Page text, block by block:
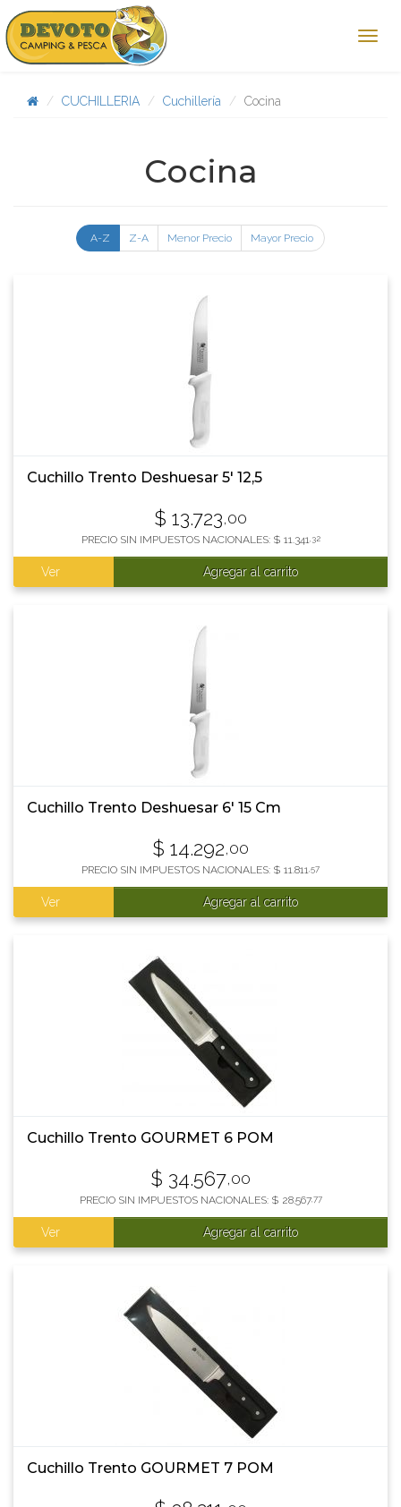
CUCHILLERIA Cuchillería Cocina
Cocina
A-Z Z-A Menor Precio Mayor Precio
Cuchillo Trento Deshuesar 5' 12,5
$ 13.723,00
PRECIO SIN IMPUESTOS NACIONALES: $ 11.341 ,32
Ver Agregar al carrito
Cuchillo Trento Deshuesar 6' 15 Cm
$ 14.292,00
PRECIO SIN IMPUESTOS NACIONALES: $ 11.811,57
Ver Agregar al carrito
Cuchillo Trento GOURMET 6 POM
$ 34.567,00
PRECIO SIN IMPUESTOS NACIONALES: $ 28.567,77
Ver Agregar al carrito
Cuchillo Trento GOURMET 7 POM